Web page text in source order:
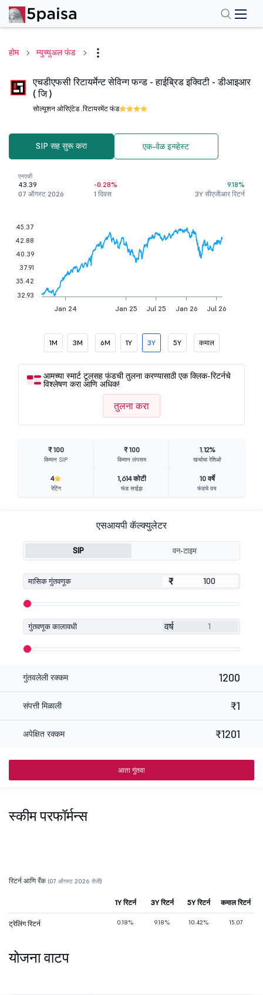
होम म्युच्युअल फंड
एचडीएफसी रिटायर्मेन्ट सेविन्ग फन्ड - हाईब्रिड इक्विटी - डीआइआर
( जि )
सोल्यूशन ओरिएंटेड .रिटायरमेंट फंड
SIP सह सुरू करा एक-वेळ इन्व्हेस्ट
एनएव्ही
43.39
07 ऑगस्ट 2026
-0.28%
1 दिवस
9.18%
3Y सीएजीआर रिटर्न
Jan 24 Jan 25 Jul 25 Jan 26 Jul 26
45.37
42.88
40.39
37.91
35.42
32.93
1M 3M 6M 1Y 3Y 5Y कमाल
आमच्या स्मार्ट टूलसह फंडची तुलना करण्यासाठी एक क्लिक-रिटर्नचे
विश्लेषण करा आणि अधिक!
तुलना करा
₹ 100
किमान SIP
₹ 100
किमान लंपसम
1.12%
खर्चाचा रेशिओ
4
रेटिंग
1,614 कोटी
फंड साईझ
10 वर्षे
फंडचे वय
एसआयपी कॅल्क्युलेटर
SIP वन-टाइम
मासिक गुंतवणूक ₹
₹
गुंतवणूक कालावधी वर्ष
गुंतवलेली रक्कम 1200
संपत्ती मिळाली ₹1
अपेक्षित रक्कम ₹1201
आता गुंतवा
स्कीम परफॉर्मन्स
रिटर्न आणि रँक (07 ऑगस्ट 2026 रोजी)
1Y रिटर्न 3Y रिटर्न 5Y रिटर्न कमाल रिटर्न
ट्रेलिंग रिटर्न 0.18% 9.18% 10.42% 15.07
योजना वाटप